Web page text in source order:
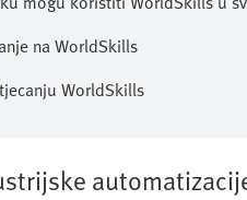
na WorldSkills
WorldSkills